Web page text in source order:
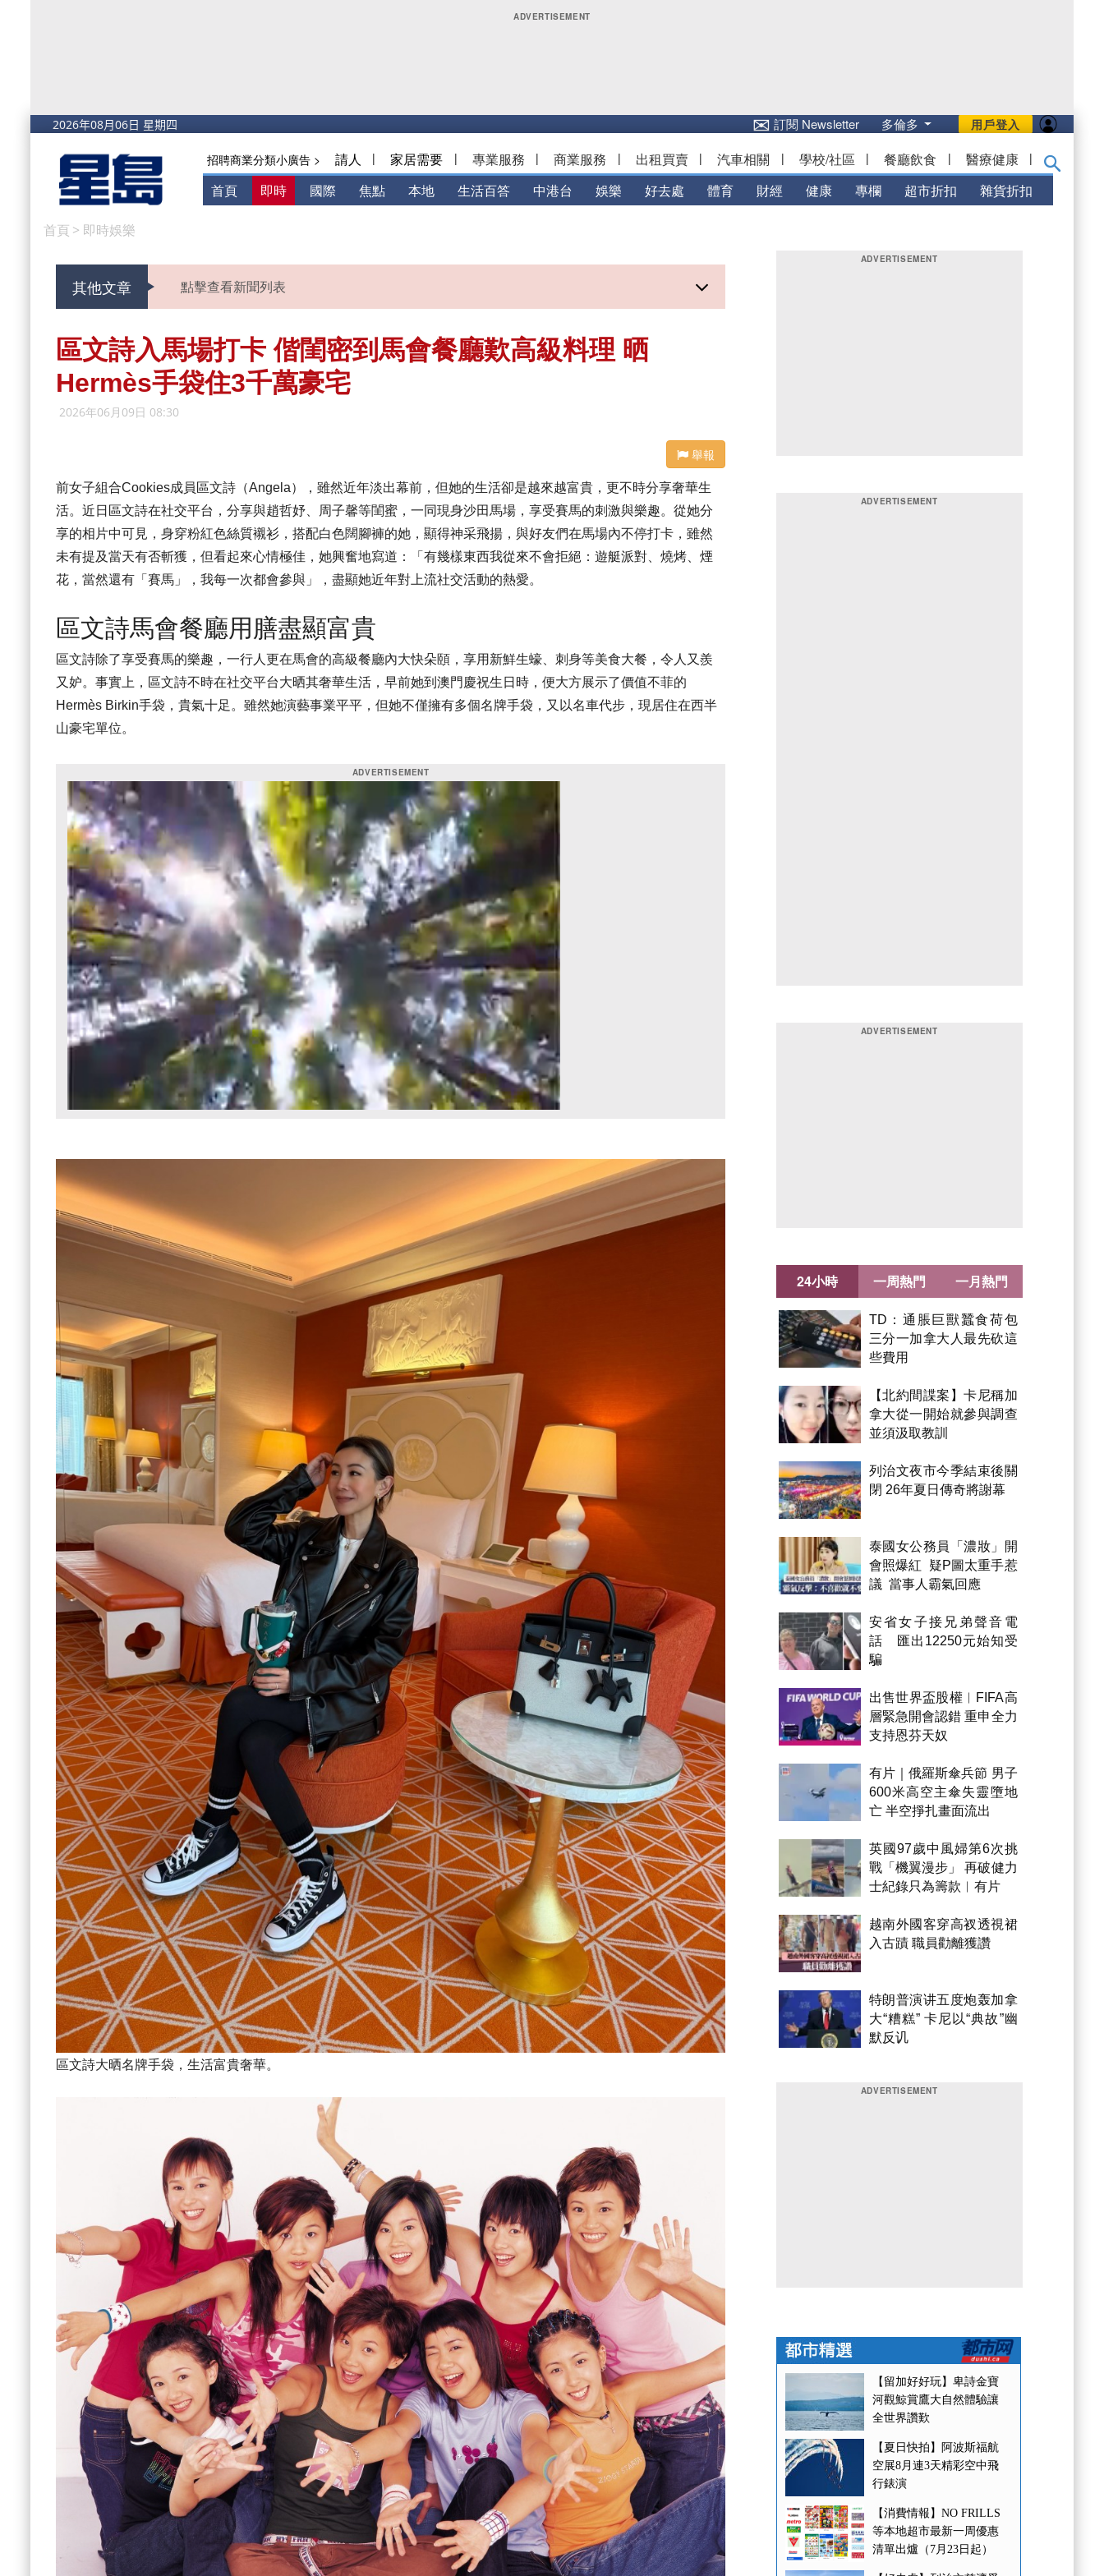
用戶登入
✉訂閱 Newsletter 多倫多
招聘商業分類小廣告 > 請人 | 家居需要 | 專業服務 | 商業服務 | 出租買賣 | 汽車相關 | 學校/社區 | 餐廳飲食 | 醫療健康 |
首頁 即時 國際 焦點 本地 生活百答 中港台 娛樂 好去處 體育 財經 健康 專欄 超市折扣 雜貨折扣
首頁 > 即時娛樂
其他文章 點擊查看新聞列表
區文詩入馬場打卡 偕閨密到馬會餐廳歎高級料理 晒
Hermès手袋住3千萬豪宅
2026年06月09日 08:30
舉報
前女子組合Cookies成員區文詩（Angela），雖然近年淡出幕前，但她的生活卻是越來越富貴，更不時分享奢華生
活。近日區文詩在社交平台，分享與趙哲妤、周子馨等閨蜜，一同現身沙田馬場，享受賽馬的刺激與樂趣。從她分
享的相片中可見，身穿粉紅色絲質襯衫，搭配白色闊腳褲的她，顯得神采飛揚，與好友們在馬場內不停打卡，雖然
未有提及當天有否斬獲，但看起來心情極佳，她興奮地寫道：「有幾樣東西我從來不會拒絕：遊艇派對、燒烤、煙
花，當然還有「賽馬」，我每一次都會參與」，盡顯她近年對上流社交活動的熱愛。
區文詩馬會餐廳用膳盡顯富貴
區文詩除了享受賽馬的樂趣，一行人更在馬會的高級餐廳內大快朵頤，享用新鮮生蠔、刺身等美食大餐，令人又羨
又妒。事實上，區文詩不時在社交平台大晒其奢華生活，早前她到澳門慶祝生日時，便大方展示了價值不菲的
Hermès Birkin手袋，貴氣十足。雖然她演藝事業平平，但她不僅擁有多個名牌手袋，又以名車代步，現居住在西半
山豪宅單位。
區文詩大晒名牌手袋，生活富貴奢華。
24小時
TD：通脹巨獸蠶食荷包
三分一加拿大人最先砍這
些費用
【北約間諜案】卡尼稱加
拿大從一開始就參與調查
並須汲取教訓
列治文夜市今季結束後關
閉 26年夏日傳奇將謝幕
泰國女公務員「濃妝」開
會照爆紅 疑P圖太重手惹
議 當事人霸氣回應
安省女子接兄弟聲音電
話 匯出12250元始知受
騙
出售世界盃股權︱FIFA高
層緊急開會認錯 重申全力
支持恩芬天奴
有片｜俄羅斯傘兵節 男子
600米高空主傘失靈墮地
亡 半空掙扎畫面流出
英國97歲中風婦第6次挑
戰「機翼漫步」 再破健力
士紀錄只為籌款︱有片
越南外國客穿高衩透視裙
入古蹟 職員勸離獲讚
特朗普演讲五度炮轰加拿
大“糟糕” 卡尼以“典故”幽
默反讥
一周熱門 一月熱門